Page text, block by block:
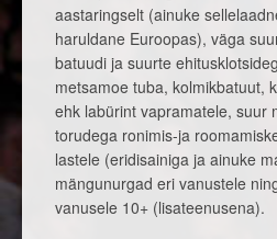
aastaringselt (ainuke
haruldane Euroopas), väga
batuudi ja suurte
metsamoe tuba, kolmikbatuut,
ehk labürint vapramatele, suur
torudega ronimis-ja
lastele (eridisainiga ja ainuke
mängunurgad eri vanustele
vanusele 10+ (lisateenusena).